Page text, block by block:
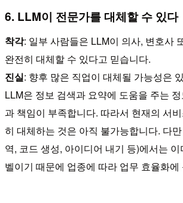
6. LLM이 전문가를 대체할 수 있다
착각: 일부 사람들은 LLM이 의사, 변호사
완전히 대체할 수 있다고 믿습니다.
진실: 향후 많은 직업이 대체될 가능성은
LLM은 정보 검색과 요약에 도움을 주는
과 책임이 부족합니다. 따라서 현재의 서
히 대체하는 것은 아직 불가능합니다. 다
역, 코드 생성, 아이디어 내기 등)에서는
벨이기 때문에 업종에 따라 업무 효율화에